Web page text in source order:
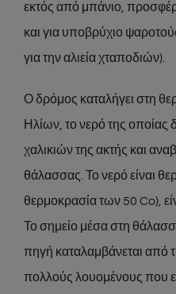
εκτός από μπάνιο,
και για υποβρύχιο
για την αλιεία χταποδιών).
Ο δρόμος καταλήγει στη
Ηλίων, το νερό της οποίας
χαλικιών της ακτής και
θάλασσας. Το νερό είναι
θερμοκρασία των 50 Co),
Το σημείο μέσα στη
πηγή καταλαμβάνεται από
πολλούς λουομένους που